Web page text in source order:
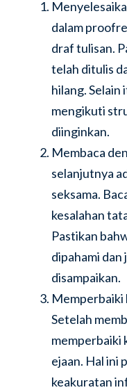
dalam
draf tulisan.
telah ditulis
hilang.
mengikuti
diinginkan.
Membaca
selanjutnya
seksama.
kesalahan
Pastikan
dipahami dan
disampaikan.
Memperbaiki
Setelah
memperbaiki
ejaan. Hal ini
keakuratan